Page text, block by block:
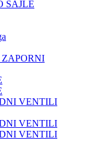
SAJLE
VENTILI
VENTILI
VENTILI